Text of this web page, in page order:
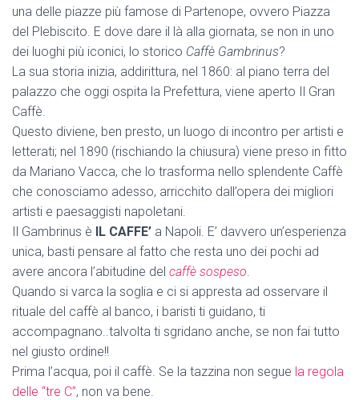
una delle piazze più famose di Partenope, ovvero Piazza
del Plebiscito. E dove dare il là alla giornata, se non in uno
dei luoghi più iconici, lo storico Caffè Gambrinus?
La sua storia inizia, addirittura, nel 1860: al piano terra del
palazzo che oggi ospita la Prefettura, viene aperto Il Gran
Caffè.
Questo diviene, ben presto, un luogo di incontro per artisti e
letterati; nel 1890 (rischiando la chiusura) viene preso in fitto
da Mariano Vacca, che lo trasforma nello splendente Caffè
che conosciamo adesso, arricchito dall’opera dei migliori
artisti e paesaggisti napoletani.
Il Gambrinus è IL CAFFE’ a Napoli. E’ davvero un’esperienza
unica, basti pensare al fatto che resta uno dei pochi ad
avere ancora l’abitudine del caffè sospeso.
Quando si varca la soglia e ci si appresta ad osservare il
rituale del caffè al banco, i baristi ti guidano, ti
accompagnano..talvolta ti sgridano anche, se non fai tutto
nel giusto ordine!!
Prima l’acqua, poi il caffè. Se la tazzina non segue la regola
delle “tre C”, non va bene.